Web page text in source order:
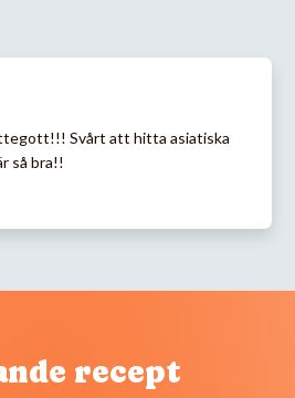
Svårt att hitta asiatiska
så bra!!
recept